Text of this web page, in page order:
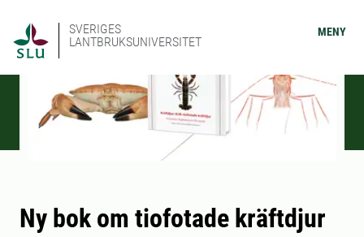
SVERIGES
LANTBRUKSUNIVERSITET
MENY
Ny bok om tiofotade kräftdjur